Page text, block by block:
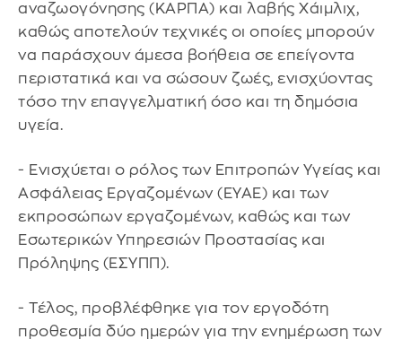
αναζωογόνησης (ΚΑΡΠΑ) και λαβής Χάιμλιχ,
καθώς αποτελούν τεχνικές οι οποίες μπορούν
να παράσχουν άμεσα βοήθεια σε επείγοντα
περιστατικά και να σώσουν ζωές, ενισχύοντας
τόσο την επαγγελματική όσο και τη δημόσια
υγεία.
- Ενισχύεται ο ρόλος των Επιτροπών Υγείας και
Ασφάλειας Εργαζομένων (ΕΥΑΕ) και των
εκπροσώπων εργαζομένων, καθώς και των
Εσωτερικών Υπηρεσιών Προστασίας και
Πρόληψης (ΕΣΥΠΠ).
- Τέλος, προβλέφθηκε για τον εργοδότη
προθεσμία δύο ημερών για την ενημέρωση των